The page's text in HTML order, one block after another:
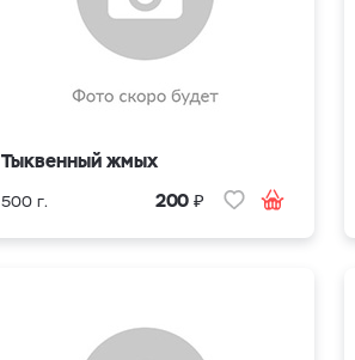
Тыквенный жмых
500 г. 200 ₽